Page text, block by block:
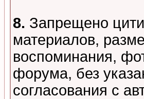
8. Запрещено
материалов,
воспоминания,
форума, без
согласования с